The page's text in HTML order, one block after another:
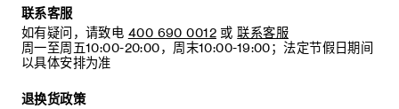
联系客服
如有疑问，请致电 400 690 0012 或 联系客服
周一至周五10:00-20:00，周末10:00-19:00；法定节假日期间
以具体安排为准
退换货政策